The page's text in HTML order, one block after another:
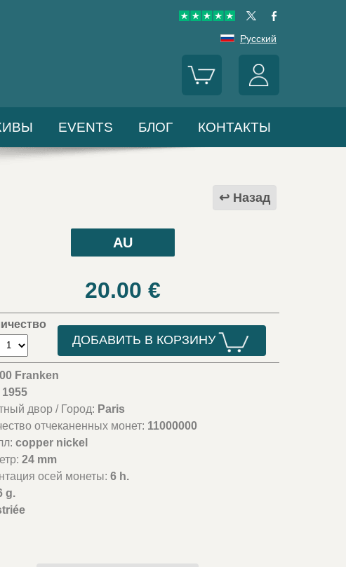
Русский
EVENTS БЛОГ КОНТАКТЫ
Назад
AU
20.00 €
ДОБАВИТЬ В КОРЗИНУ
Franken
1955
двор / Город: Paris
отчеканенных монет: 11000000
copper nickel
24 mm
осей монеты:6 h.
g.